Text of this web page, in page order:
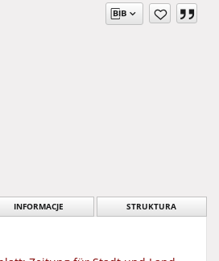
INFORMACJE STRUKTURA